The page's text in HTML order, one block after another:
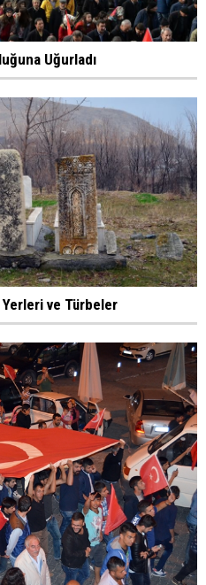
Uğurladı
ve Türbeler